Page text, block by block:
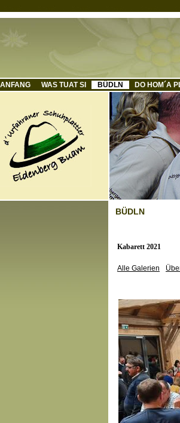
WAS TUAT SI BÜDLN DO HOM´A
BÜDLN
Kabarett 2021
Alle Galerien